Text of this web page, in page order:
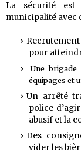
La sécurité
municipalité avec
pour
Une
équipages et
Un arrêté
police
abusif et la
Des
vider les